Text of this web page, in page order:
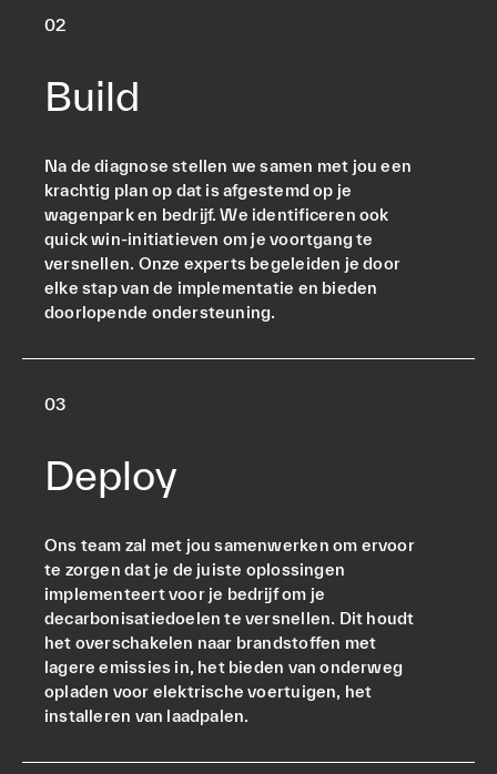
02
Build
Na de diagnose stellen we samen met jou een
krachtig plan op dat is afgestemd op je
wagenpark en bedrijf. We identificeren ook
quick win-initiatieven om je voortgang te
versnellen. Onze experts begeleiden je door
elke stap van de implementatie en bieden
doorlopende ondersteuning.
03
Deploy
Ons team zal met jou samenwerken om ervoor
te zorgen dat je de juiste oplossingen
implementeert voor je bedrijf om je
decarbonisatiedoelen te versnellen. Dit houdt
het overschakelen naar brandstoffen met
lagere emissies in, het bieden van onderweg
opladen voor elektrische voertuigen, het
installeren van laadpalen.